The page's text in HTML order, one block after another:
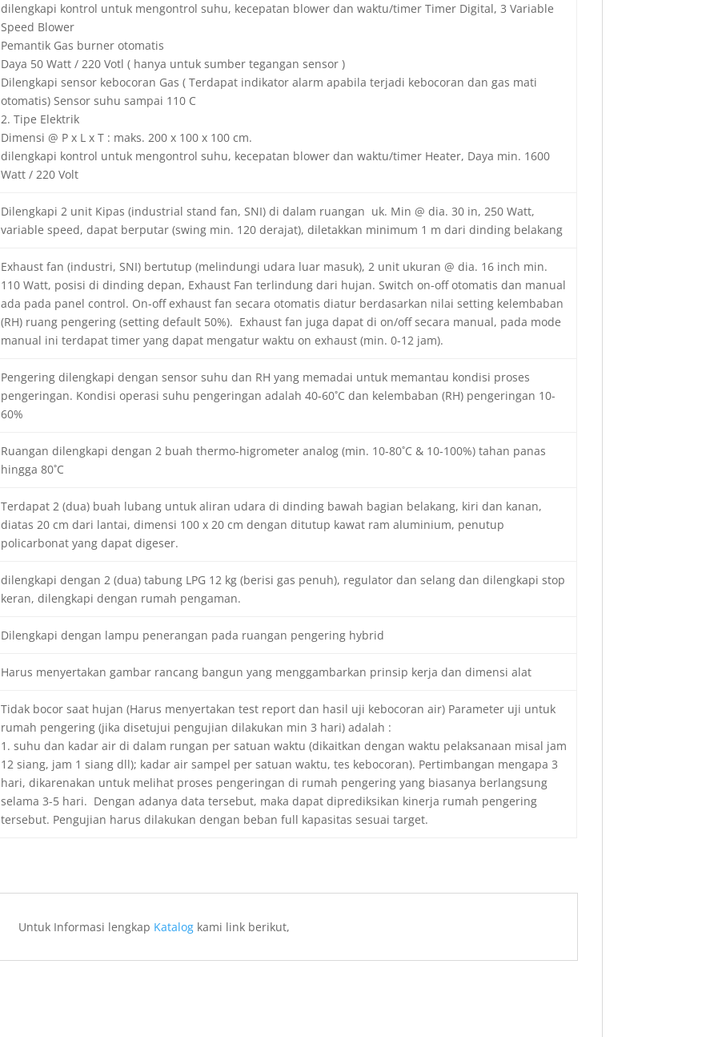
dilengkapi kontrol untuk mengontrol suhu, kecepatan blower dan waktu/timer Timer Digital, 3 Variable
Speed Blower
Pemantik Gas burner otomatis
Daya 50 Watt / 220 Votl ( hanya untuk sumber tegangan sensor )
Dilengkapi sensor kebocoran Gas ( Terdapat indikator alarm apabila terjadi kebocoran dan gas mati
otomatis) Sensor suhu sampai 110 C
2. Tipe Elektrik
Dimensi @ P x L x T : maks. 200 x 100 x 100 cm.
dilengkapi kontrol untuk mengontrol suhu, kecepatan blower dan waktu/timer Heater, Daya min. 1600
Watt / 220 Volt
Dilengkapi 2 unit Kipas (industrial stand fan, SNI) di dalam ruangan uk. Min @ dia. 30 in, 250 Watt,
variable speed, dapat berputar (swing min. 120 derajat), diletakkan minimum 1 m dari dinding belakang
Exhaust fan (industri, SNI) bertutup (melindungi udara luar masuk), 2 unit ukuran @ dia. 16 inch min.
110 Watt, posisi di dinding depan, Exhaust Fan terlindung dari hujan. Switch on-off otomatis dan manual
ada pada panel control. On-off exhaust fan secara otomatis diatur berdasarkan nilai setting kelembaban
(RH) ruang pengering (setting default 50%). Exhaust fan juga dapat di on/off secara manual, pada mode
manual ini terdapat timer yang dapat mengatur waktu on exhaust (min. 0-12 jam).
Pengering dilengkapi dengan sensor suhu dan RH yang memadai untuk memantau kondisi proses
pengeringan. Kondisi operasi suhu pengeringan adalah 40-60˚C dan kelembaban (RH) pengeringan 10-
60%
Ruangan dilengkapi dengan 2 buah thermo-higrometer analog (min. 10-80˚C & 10-100%) tahan panas
hingga 80˚C
Terdapat 2 (dua) buah lubang untuk aliran udara di dinding bawah bagian belakang, kiri dan kanan,
diatas 20 cm dari lantai, dimensi 100 x 20 cm dengan ditutup kawat ram aluminium, penutup
policarbonat yang dapat digeser.
dilengkapi dengan 2 (dua) tabung LPG 12 kg (berisi gas penuh), regulator dan selang dan dilengkapi stop
keran, dilengkapi dengan rumah pengaman.
Dilengkapi dengan lampu penerangan pada ruangan pengering hybrid
Harus menyertakan gambar rancang bangun yang menggambarkan prinsip kerja dan dimensi alat
Tidak bocor saat hujan (Harus menyertakan test report dan hasil uji kebocoran air) Parameter uji untuk
rumah pengering (jika disetujui pengujian dilakukan min 3 hari) adalah :
1. suhu dan kadar air di dalam rungan per satuan waktu (dikaitkan dengan waktu pelaksanaan misal jam
12 siang, jam 1 siang dll); kadar air sampel per satuan waktu, tes kebocoran). Pertimbangan mengapa 3
hari, dikarenakan untuk melihat proses pengeringan di rumah pengering yang biasanya berlangsung
selama 3-5 hari. Dengan adanya data tersebut, maka dapat diprediksikan kinerja rumah pengering
tersebut. Pengujian harus dilakukan dengan beban full kapasitas sesuai target.
Untuk Informasi lengkap Katalogkami link berikut,